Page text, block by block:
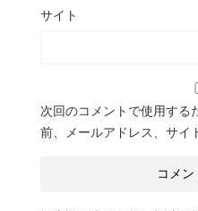
サイト
次回のコメントで使用する
前、メールアドレス、サイ